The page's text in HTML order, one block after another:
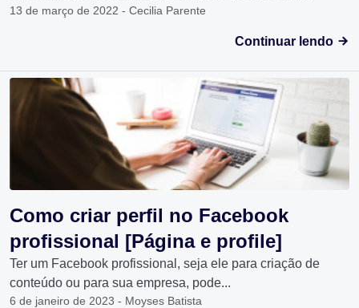
13 de março de 2022 - Cecilia Parente
Continuar lendo
Como criar perfil no Facebook
profissional [Página e profile]
Ter um Facebook profissional, seja ele para criação de
conteúdo ou para sua empresa, pode...
6 de janeiro de 2023 - Moyses Batista